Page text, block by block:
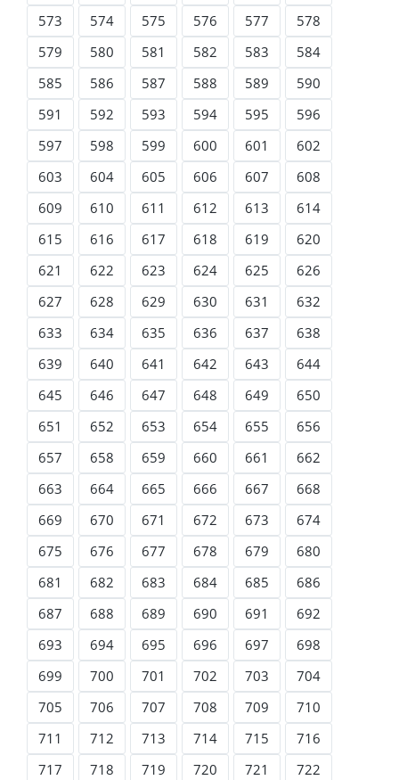
573
574 575 576 577
578
579
580 581 582 583
584
585
586 587 588 589
590
591
592 593 594 595
596
597
598 599 600 601
602
603
604 605 606 607
608
609
610 611 612 613
614
615
616 617 618 619
620
621
622 623 624 625
626
627
628 629 630 631
632
633
634 635 636 637
638
639
640 641 642 643
644
645
646 647 648 649
650
651
652 653 654 655
656
657
658 659 660 661
662
663
664 665 666 667
668
669
670 671 672 673
674
675
676 677 678 679
680
681
682 683 684 685
686
687
688 689 690 691
692
693
694 695 696 697
698
699
700 701 702 703
704
705
706 707 708 709
710
711
712 713 714 715
716
717
718 719 720 721
722